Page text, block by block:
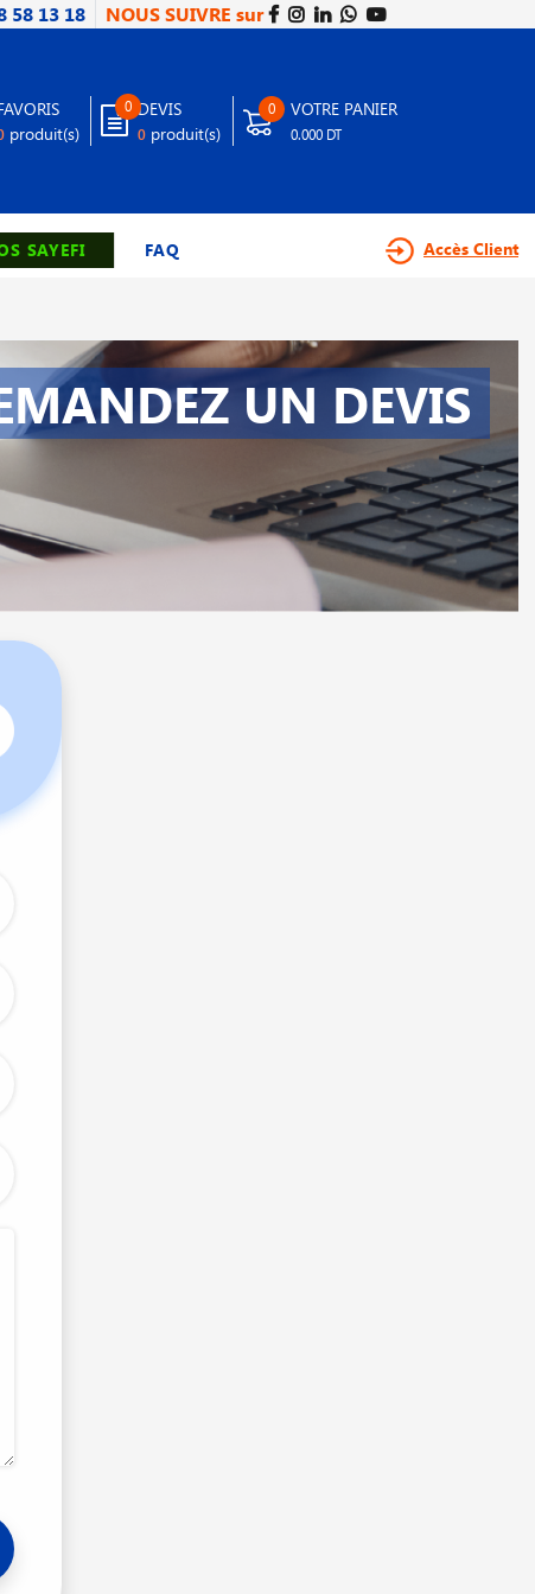
58 13 18 NOUS SUIVRE sur
produit(s)
0 DEVIS
0 produit(s)
0 VOTRE PANIER
0.000 DT
SAYEFI FAQ Accès Client
UN DEVIS